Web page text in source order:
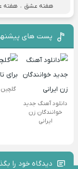
هفته عشق ، هفته
پست های
دانلود آهنگ جدید
خوانندگان زن
ایرانی
دیدگاه خود را